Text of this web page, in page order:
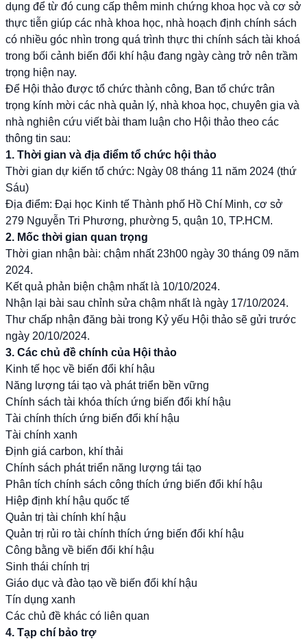
dụng để từ đó cung cấp thêm minh chứng khoa học và cơ sở
thực tiễn giúp các nhà khoa học, nhà hoạch định chính sách
có nhiều góc nhìn trong quá trình thực thi chính sách tài khoá
trong bối cảnh biến đổi khí hậu đang ngày càng trở nên trầm
trọng hiện nay.
Để Hội thảo được tổ chức thành công, Ban tổ chức trân
trọng kính mời các nhà quản lý, nhà khoa học, chuyên gia và
nhà nghiên cứu viết bài tham luận cho Hội thảo theo các
thông tin sau:
1. Thời gian và địa điểm tổ chức hội thảo
Thời gian dự kiến tổ chức: Ngày 08 tháng 11 năm 2024 (thứ
Sáu)
Địa điểm: Đại học Kinh tế Thành phố Hồ Chí Minh, cơ sở
279 Nguyễn Tri Phương, phường 5, quận 10, TP.HCM.
2. Mốc thời gian quan trọng
Thời gian nhận bài: chậm nhất 23h00 ngày 30 tháng 09 năm
2024.
Kết quả phản biện chậm nhất là 10/10/2024.
Nhận lại bài sau chỉnh sửa chậm nhất là ngày 17/10/2024.
Thư chấp nhận đăng bài trong Kỷ yếu Hội thảo sẽ gửi trước
ngày 20/10/2024.
3. Các chủ đề chính của Hội thảo
Kinh tế học về biến đổi khí hậu
Năng lượng tái tạo và phát triển bền vững
Chính sách tài khóa thích ứng biến đổi khí hậu
Tài chính thích ứng biến đổi khí hậu
Tài chính xanh
Định giá carbon, khí thải
Chính sách phát triển năng lượng tái tạo
Phân tích chính sách công thích ứng biến đổi khí hậu
Hiệp định khí hậu quốc tế
Quản trị tài chính khí hậu
Quản trị rủi ro tài chính thích ứng biến đổi khí hậu
Công bằng về biến đổi khí hậu
Sinh thái chính trị
Giáo dục và đào tạo về biến đổi khí hậu
Tín dụng xanh
Các chủ đề khác có liên quan
4. Tạp chí bảo trợ